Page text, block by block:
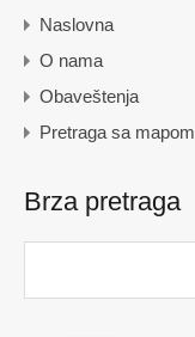
Naslovna
O nama
Obaveštenja
Pretraga sa mapom
Brza pretraga